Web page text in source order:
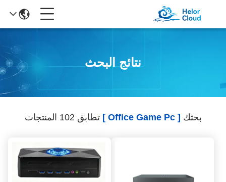
نتائج البحث
بحثك [ Office Game Pc ] تطابق 102 المنتجات